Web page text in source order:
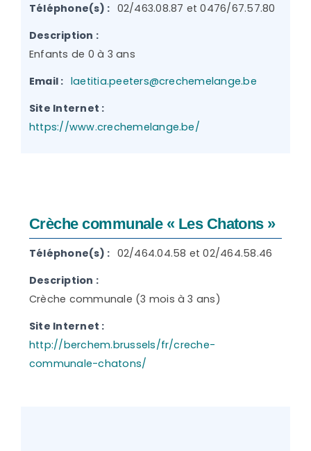
Téléphone(s) : 02/463.08.87 et 0476/67.57.80
Description :
Enfants de 0 à 3 ans
Email : laetitia.peeters@crechemelange.be
Site Internet :
https://www.crechemelange.be/
Crèche communale « Les Chatons »
Téléphone(s) : 02/464.04.58 et 02/464.58.46
Description :
Crèche communale (3 mois à 3 ans)
Site Internet :
http://berchem.brussels/fr/creche-
communale-chatons/